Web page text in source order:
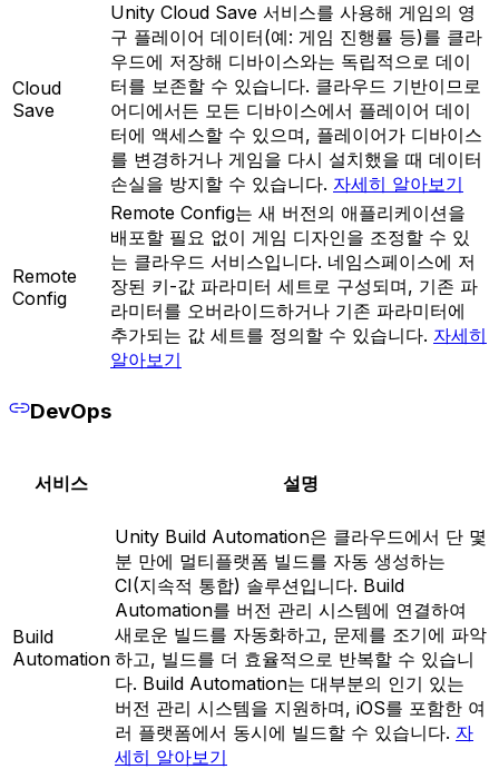
Cloud
Save
Unity Cloud Save 서비스를 사용해 게임의 영
구 플레이어 데이터(예: 게임 진행률 등)를 클라
우드에 저장해 디바이스와는 독립적으로 데이
터를 보존할 수 있습니다. 클라우드 기반이므로
어디에서든 모든 디바이스에서 플레이어 데이
터에 액세스할 수 있으며, 플레이어가 디바이스
를 변경하거나 게임을 다시 설치했을 때 데이터
손실을 방지할 수 있습니다. 자세히 알아보기
Remote
Config
Remote Config는 새 버전의 애플리케이션을
배포할 필요 없이 게임 디자인을 조정할 수 있
는 클라우드 서비스입니다. 네임스페이스에 저
장된 키-값 파라미터 세트로 구성되며, 기존 파
라미터를 오버라이드하거나 기존 파라미터에
추가되는 값 세트를 정의할 수 있습니다. 자세히
알아보기
DevOps
서비스 설명
Build
Automation
Unity Build Automation은 클라우드에서 단 몇
분 만에 멀티플랫폼 빌드를 자동 생성하는
CI(지속적 통합) 솔루션입니다. Build
Automation를 버전 관리 시스템에 연결하여
새로운 빌드를 자동화하고, 문제를 조기에 파악
하고, 빌드를 더 효율적으로 반복할 수 있습니
다. Build Automation는 대부분의 인기 있는
버전 관리 시스템을 지원하며, iOS를 포함한 여
러 플랫폼에서 동시에 빌드할 수 있습니다. 자
세히 알아보기